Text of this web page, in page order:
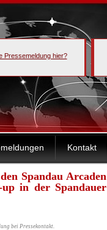
Pressemeldung hier?
Kontakt
Spandau Arcaden
in der Spandauer
bei Pressekontakt.